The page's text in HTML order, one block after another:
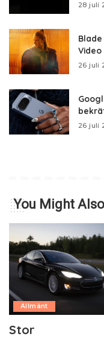
28 juli
26 juli
26 juli
You Might
Allmänt
Stor